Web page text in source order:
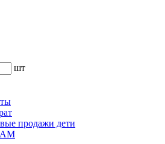
шт
продажи дети